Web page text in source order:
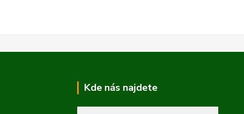
Kde nás najdete